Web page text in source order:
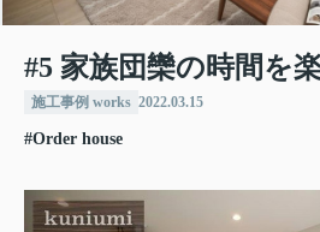
#5 家族団欒の時間を
施工事例 works 2022.03.15
#Order house